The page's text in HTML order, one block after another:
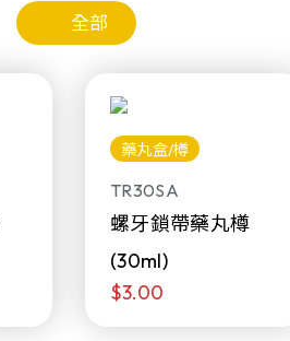
全部
藥丸盒/樽
TR30SA
螺牙鎖帶藥丸樽
(30ml)
$3.00